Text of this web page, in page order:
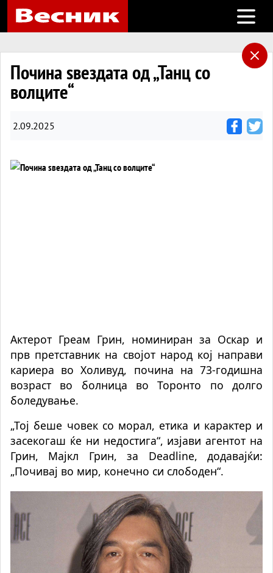
Open
Почина ѕвездата од „Танц со
волците“
2.09.2025
Актерот Греам Грин, номиниран за Оскар и
прв претставник на својот народ кој направи
кариера во Холивуд, почина на 73-годишна
возраст во болница во Торонто по долго
боледување.
„Тој беше човек со морал, етика и карактер и
засекогаш ќе ни недостига“, изјави агентот на
Грин, Мајкл Грин, за Deadline, додавајќи:
„Почивај во мир, конечно си слободен“.